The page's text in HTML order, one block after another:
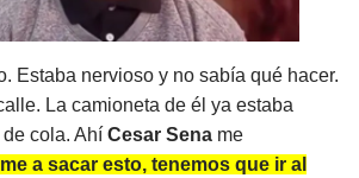
Estaba nervioso y no sabía qué hacer.
La camioneta de él ya estaba
cola. Ahí Cesar Sena me
a sacar esto, tenemos que ir al